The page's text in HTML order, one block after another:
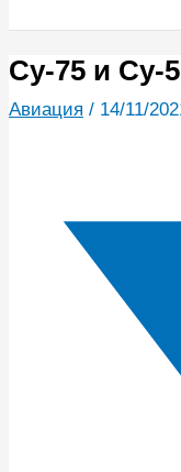
Су-75 и Су-
Авиация / 14/11/